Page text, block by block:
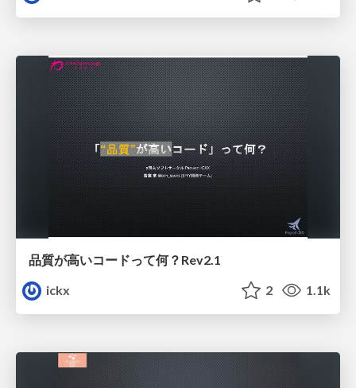
品質が高いコードって何？Rev2.1
ickx
2 1.1k